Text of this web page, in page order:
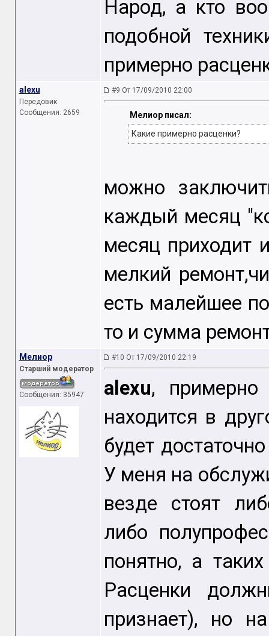
Народ, а кто
подобной
примерно
alexu
Передовик
Сообщения: 2659
#9 От 17/09/2010 22:00
Мелиор писал:
Какие примерно расценки?
можно
каждый месяц
месяц приходит
мелкий
есть малейшее
то и сумма
Мелиор
Старший модератор
Сообщения: 35947
#10 От 17/09/2010 22:19
alexu,
находится в
будет
У меня на
везде стоят
либо
понятно, а
Расценки
признает), но